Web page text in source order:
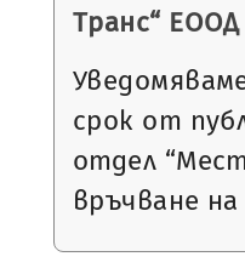
Транс“ ЕООД
срок от
отдел
връчване